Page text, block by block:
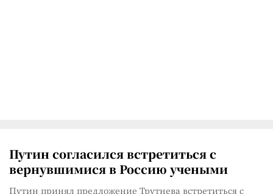
Путин согласился встретиться с
вернувшимися в Россию учеными
Путин принял предложение Трутнева встретиться с